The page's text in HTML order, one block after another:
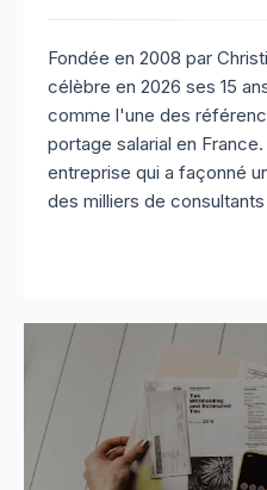
Fondée en 2008 par
célèbre en 2026 ses 15
comme l'une des
portage salarial en
entreprise qui a façonné
des milliers de